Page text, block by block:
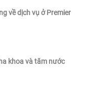
về dịch vụ ở Premier
khoa và tăm nước